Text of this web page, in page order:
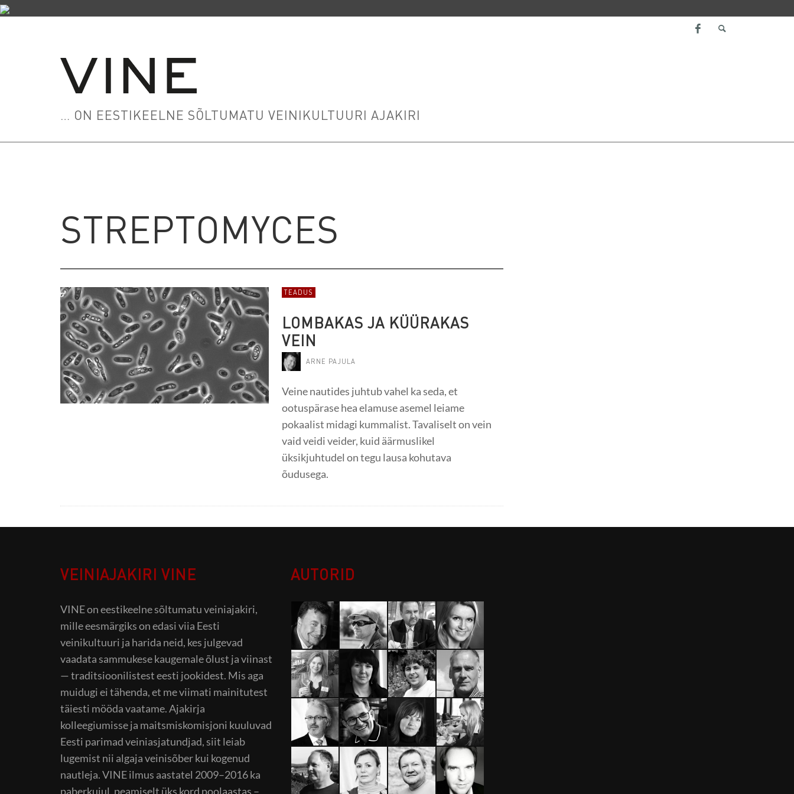
… ON EESTIKEELNE SÕLTUMATU VEINIKULTUURI AJAKIRI
STREPTOMYCES
TEADUS
LOMBAKAS JA KÜÜRAKAS
VEIN
ARNE PAJULA
Veine nautides juhtub vahel ka seda, et
ootuspärase hea elamuse asemel leiame
pokaalist midagi kummalist. Tavaliselt on vein
vaid veidi veider, kuid äärmuslikel
üksikjuhtudel on tegu lausa kohutava
õudusega.
VEINIAJAKIRI VINE
VINE on eestikeelne sõltumatu veiniajakiri,
mille eesmärgiks on edasi viia Eesti
veinikultuuri ja harida neid, kes julgevad
vaadata sammukese kaugemale õlust ja viinast
— traditsioonilistest eesti jookidest. Mis aga
muidugi ei tähenda, et me viimati mainitutest
täiesti mööda vaatame. Ajakirja
kolleegiumisse ja maitsmiskomisjoni kuuluvad
Eesti parimad veiniasjatundjad, siit leiab
lugemist nii algaja veinisõber kui kogenud
nautleja. VINE ilmus aastatel 2009–2016 ka
paberkujul, peamiselt üks kord poolaastas –
AUTORID